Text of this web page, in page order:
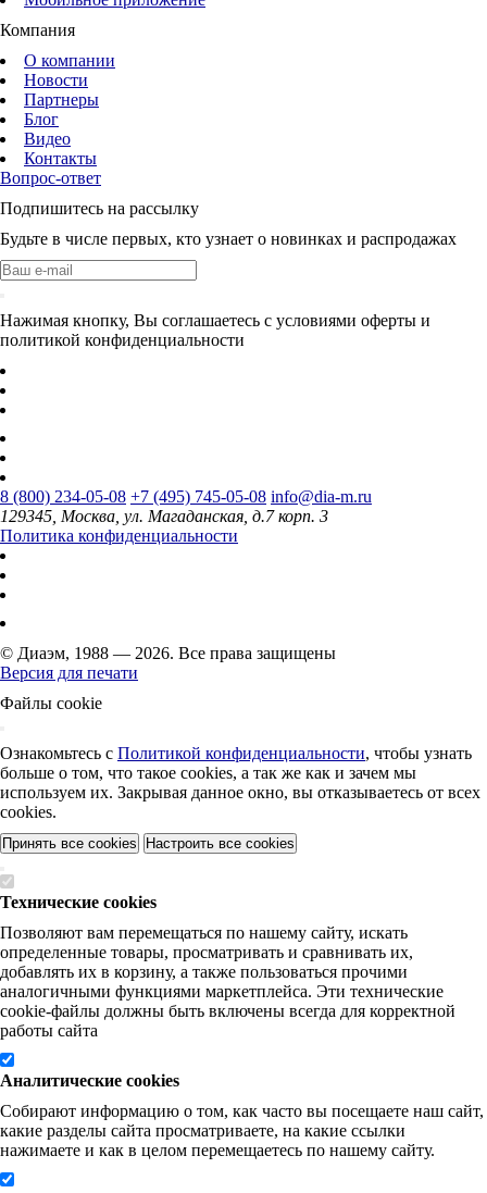
Компания
О компании
Новости
Партнеры
Блог
Видео
Контакты
Вопрос-ответ
Подпишитесь на рассылку
Будьте в числе первых, кто узнает о новинках и распродажах
Нажимая кнопку, Вы соглашаетесь с условиями оферты и
политикой конфиденциальности
8 (800) 234-05-08 +7 (495) 745-05-08 info@dia-m.ru
129345, Москва, ул. Магаданская, д.7 корп. 3
Политика конфиденциальности
© Диаэм, 1988 — 2026. Все права защищены
Версия для печати
Файлы cookie
Ознакомьтесь с Политикой конфиденциальности, чтобы узнать
больше о том, что такое cookies, а так же как и зачем мы
используем их. Закрывая данное окно, вы отказываетесь от всех
cookies.
Принять все cookies Настроить все cookies
Технические cookies
Позволяют вам перемещаться по нашему сайту, искать
определенные товары, просматривать и сравнивать их,
добавлять их в корзину, а также пользоваться прочими
аналогичными функциями маркетплейса. Эти технические
cookie-файлы должны быть включены всегда для корректной
работы сайта
Аналитические cookies
Собирают информацию о том, как часто вы посещаете наш сайт,
какие разделы сайта просматриваете, на какие ссылки
нажимаете и как в целом перемещаетесь по нашему сайту.